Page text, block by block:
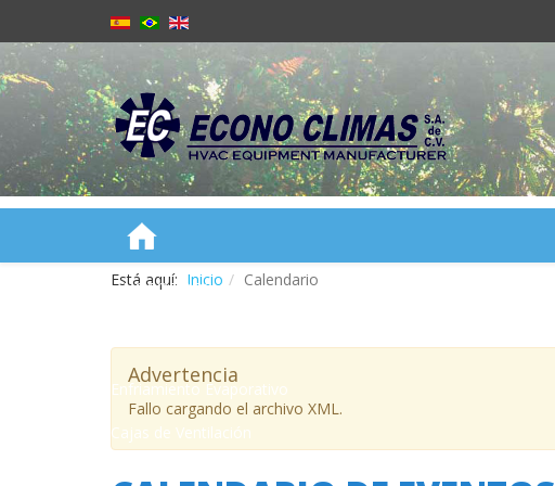
NOSOTROS
Enfriamiento Evaporativo
Cajas de Ventilación
Está aquí: Inicio Calendario
Advertencia
Fallo cargando el archivo XML.